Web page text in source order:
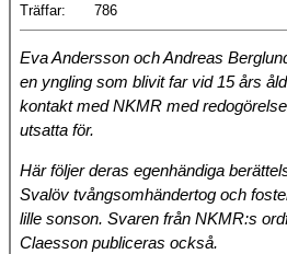
Träffar:
786
Eva Andersson och Andreas
en yngling som blivit far vid 15 års
kontakt med NKMR med
utsatta för.
Här följer deras egenhändiga
Svalöv tvångsomhändertog och
lille sonson. Svaren från NKMR:s
Claesson publiceras också.